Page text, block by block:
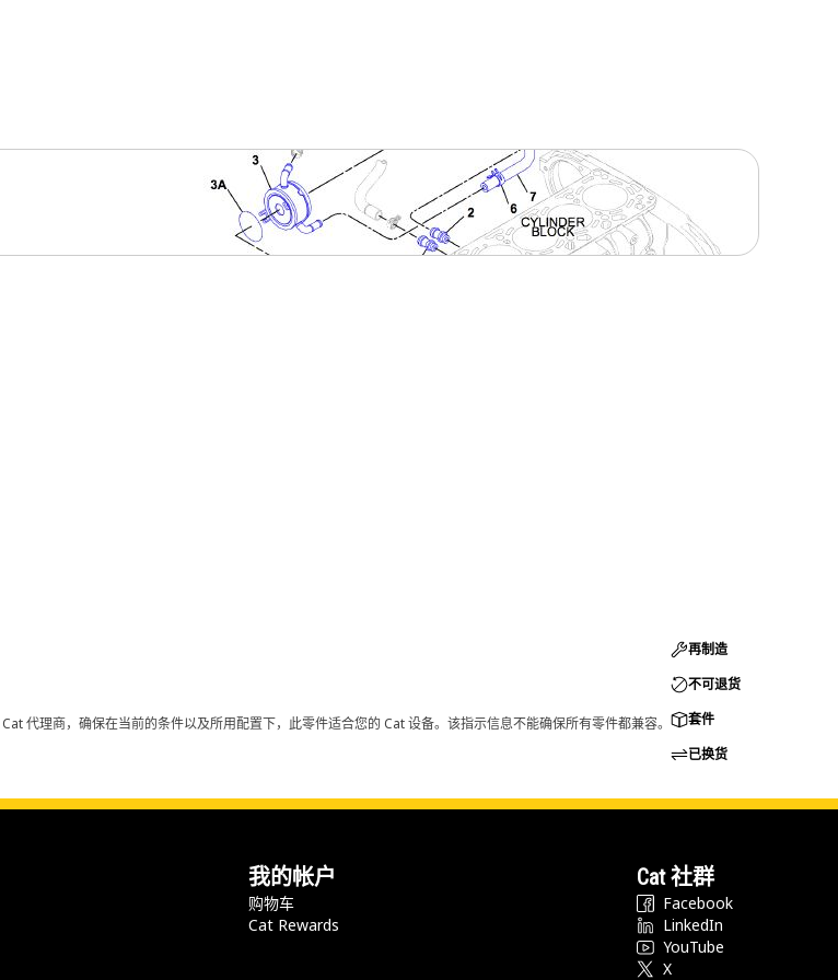
代理商，确保在当前的条件以及所用配置下，此零件适合您的 Cat 设备。该指示信息不能确保所有零件都兼容。
再制造
不可退货
套件
已换货
我的帐户
购物车
Cat Rewards
Cat 社群
Facebook
LinkedIn
YouTube
X